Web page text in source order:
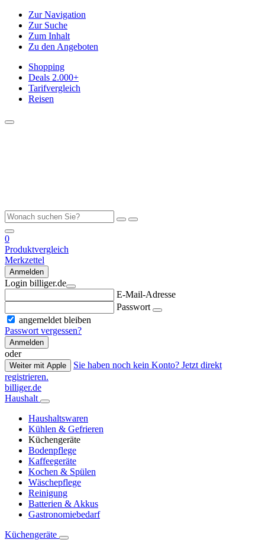
Zur Navigation
Zur Suche
Zum Inhalt
Zu den Angeboten
Shopping
Deals 2.000+
Tarifvergleich
Reisen
0
Produktvergleich
Merkzettel
Anmelden
Login billiger.de
E-Mail-Adresse
Passwort
angemeldet bleiben
Passwort vergessen?
Anmelden
oder
Weiter mit Apple
Sie haben noch kein Konto? Jetzt direkt
registrieren.
billiger.de
Haushalt
Haushaltswaren
Kühlen & Gefrieren
Küchengeräte
Bodenpflege
Kaffeegeräte
Kochen & Spülen
Wäschepflege
Reinigung
Batterien & Akkus
Gastronomiebedarf
Küchengeräte